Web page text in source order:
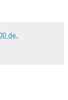
de.